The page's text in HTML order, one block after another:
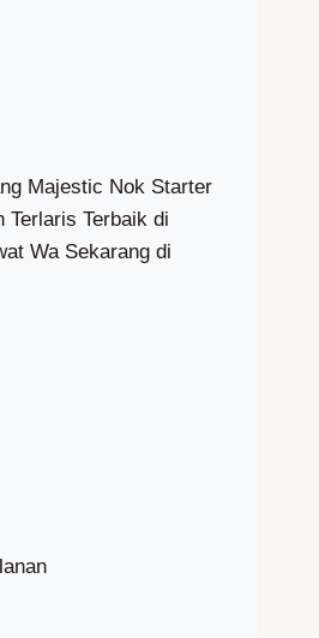
Majestic Nok Starter
Terlaris Terbaik di
Wa Sekarang di